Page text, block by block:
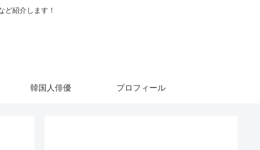
ど紹介します！
韓国人俳優 プロフィール